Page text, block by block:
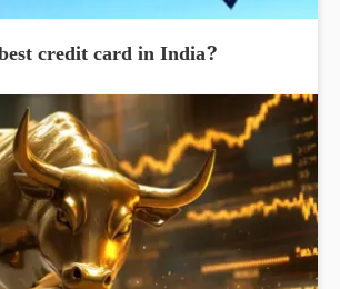
credit card in India?